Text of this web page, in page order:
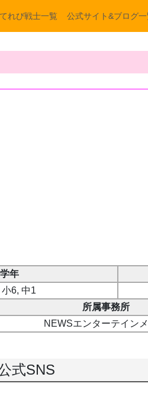
れび戦士一覧 公式サイト&ブログ一
学年
6, 中1
所属事務所
NEWSエンターテイン
式SNS